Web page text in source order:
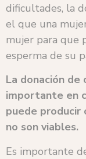
dificultades, la
el que una
mujer para que
esperma de su
La donación
importante en
puede producir
no son viables.
Es importante